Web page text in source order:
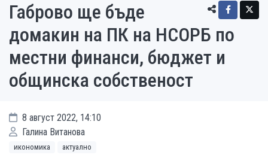
Габрово ще бъде
домакин на ПК на НСОРБ по
местни финанси, бюджет и
общинска собственост
8 август 2022, 14:10
Галина Витанова
икономика актуално